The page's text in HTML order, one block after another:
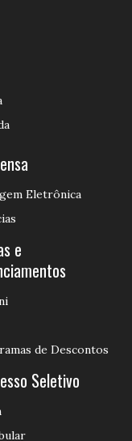
Eletrônica
e
de Descontos
Seletivo